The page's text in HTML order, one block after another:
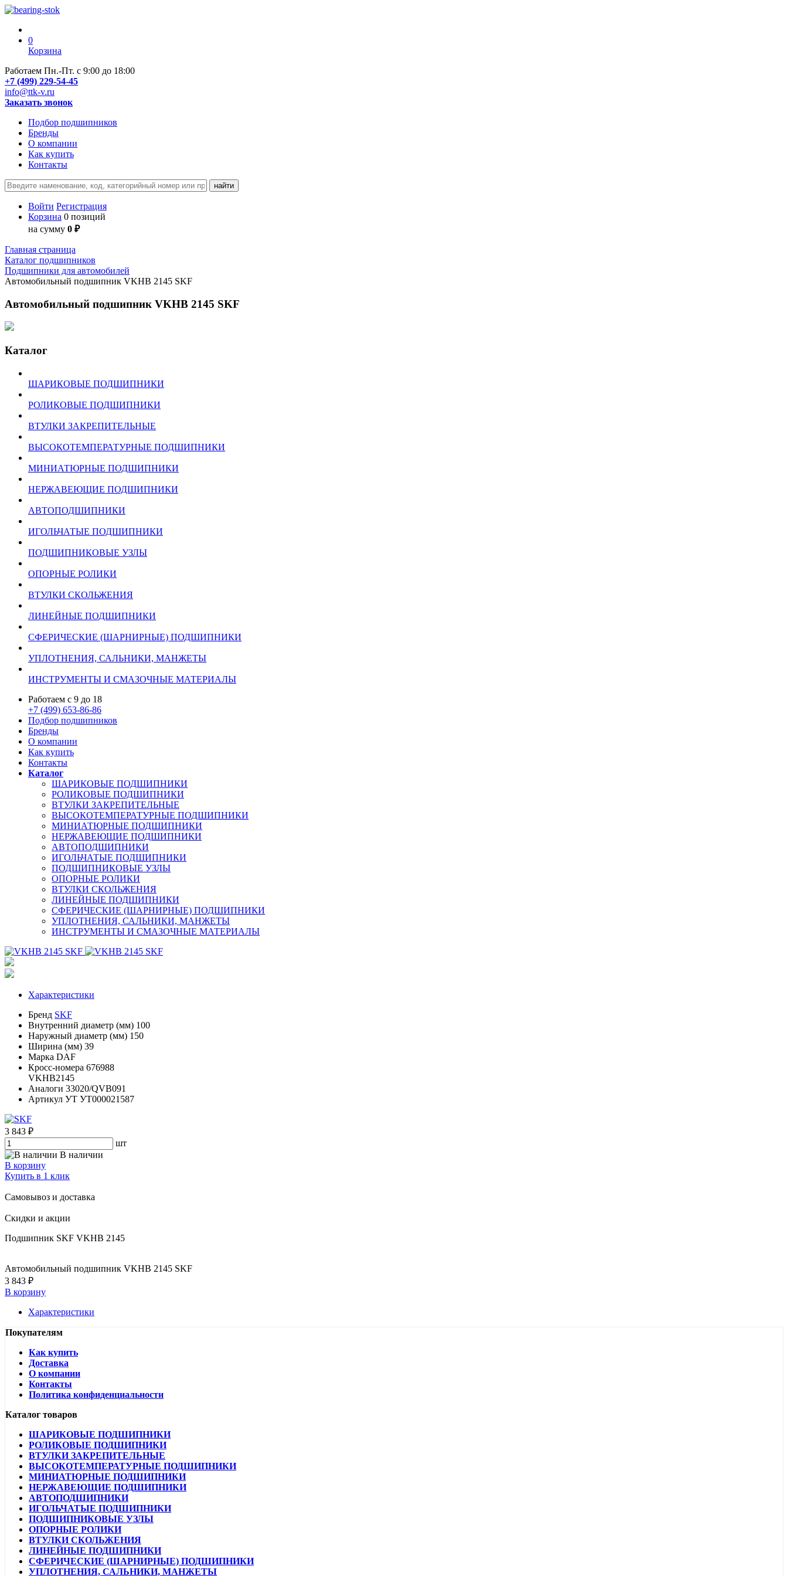
0
Корзина
Работаем Пн.-Пт. с 9:00 до 18:00
+7 (499) 229-54-45
info@ttk-v.ru
Заказать звонок
Подбор подшипников
Бренды
О компании
Как купить
Контакты
Войти Регистрация
Корзина 0 позиций
на сумму 0 ₽
Главная страница
Каталог подшипников
Подшипники для автомобилей
Автомобильный подшипник VKHB 2145 SKF
Автомобильный подшипник VKHB 2145 SKF
Каталог
ШАРИКОВЫЕ ПОДШИПНИКИ
РОЛИКОВЫЕ ПОДШИПНИКИ
ВТУЛКИ ЗАКРЕПИТЕЛЬНЫЕ
ВЫСОКОТЕМПЕРАТУРНЫЕ ПОДШИПНИКИ
МИНИАТЮРНЫЕ ПОДШИПНИКИ
НЕРЖАВЕЮЩИЕ ПОДШИПНИКИ
АВТОПОДШИПНИКИ
ИГОЛЬЧАТЫЕ ПОДШИПНИКИ
ПОДШИПНИКОВЫЕ УЗЛЫ
ОПОРНЫЕ РОЛИКИ
ВТУЛКИ СКОЛЬЖЕНИЯ
ЛИНЕЙНЫЕ ПОДШИПНИКИ
СФЕРИЧЕСКИЕ (ШАРНИРНЫЕ) ПОДШИПНИКИ
УПЛОТНЕНИЯ, САЛЬНИКИ, МАНЖЕТЫ
ИНСТРУМЕНТЫ И СМАЗОЧНЫЕ МАТЕРИАЛЫ
Работаем с 9 до 18
+7 (499) 653-86-86
Подбор подшипников
Бренды
О компании
Как купить
Контакты
Каталог
ШАРИКОВЫЕ ПОДШИПНИКИ
РОЛИКОВЫЕ ПОДШИПНИКИ
ВТУЛКИ ЗАКРЕПИТЕЛЬНЫЕ
ВЫСОКОТЕМПЕРАТУРНЫЕ ПОДШИПНИКИ
МИНИАТЮРНЫЕ ПОДШИПНИКИ
НЕРЖАВЕЮЩИЕ ПОДШИПНИКИ
АВТОПОДШИПНИКИ
ИГОЛЬЧАТЫЕ ПОДШИПНИКИ
ПОДШИПНИКОВЫЕ УЗЛЫ
ОПОРНЫЕ РОЛИКИ
ВТУЛКИ СКОЛЬЖЕНИЯ
ЛИНЕЙНЫЕ ПОДШИПНИКИ
СФЕРИЧЕСКИЕ (ШАРНИРНЫЕ) ПОДШИПНИКИ
УПЛОТНЕНИЯ, САЛЬНИКИ, МАНЖЕТЫ
ИНСТРУМЕНТЫ И СМАЗОЧНЫЕ МАТЕРИАЛЫ
Характеристики
Бренд SKF
Внутренний диаметр (мм) 100
Наружный диаметр (мм) 150
Ширина (мм) 39
Марка DAF
Кросс-номера 676988
VKHB2145
Аналоги 33020/QVB091
Артикул УТ УТ000021587
3 843 ₽
шт
В наличии
В корзину
Купить в 1 клик
Самовывоз и доставка
Скидки и акции
Подшипник SKF VKHB 2145
Автомобильный подшипник VKHB 2145 SKF
3 843 ₽
В корзину
Характеристики
Покупателям
Как купить
Доставка
О компании
Контакты
Политика конфиденциальности
Каталог товаров
ШАРИКОВЫЕ ПОДШИПНИКИ
РОЛИКОВЫЕ ПОДШИПНИКИ
ВТУЛКИ ЗАКРЕПИТЕЛЬНЫЕ
ВЫСОКОТЕМПЕРАТУРНЫЕ ПОДШИПНИКИ
МИНИАТЮРНЫЕ ПОДШИПНИКИ
НЕРЖАВЕЮЩИЕ ПОДШИПНИКИ
АВТОПОДШИПНИКИ
ИГОЛЬЧАТЫЕ ПОДШИПНИКИ
ПОДШИПНИКОВЫЕ УЗЛЫ
ОПОРНЫЕ РОЛИКИ
ВТУЛКИ СКОЛЬЖЕНИЯ
ЛИНЕЙНЫЕ ПОДШИПНИКИ
СФЕРИЧЕСКИЕ (ШАРНИРНЫЕ) ПОДШИПНИКИ
УПЛОТНЕНИЯ, САЛЬНИКИ, МАНЖЕТЫ